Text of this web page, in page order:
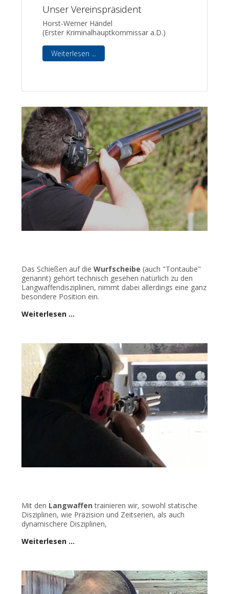
Unser Vereinspräsident
Horst-Werner Händel
(Erster Kriminalhauptkommissar a.D.)
Weiterlesen ...
Das Schießen auf die Wurfscheibe (auch "Tontaube"
genannt) gehört technisch gesehen natürlich zu den
Langwaffendisziplinen, nimmt dabei allerdings eine ganz
besondere Position ein.
Weiterlesen …
Mit den Langwaffen trainieren wir, sowohl statische
Disziplinen, wie Präzision und Zeitserien, als auch
dynamischere Disziplinen,
Weiterlesen …